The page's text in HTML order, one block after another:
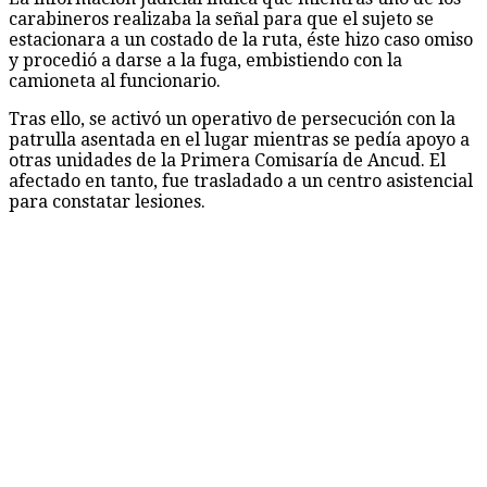
carabineros realizaba la señal para que el sujeto se
estacionara a un costado de la ruta, éste hizo caso omiso
y procedió a darse a la fuga, embistiendo con la
camioneta al funcionario.
Tras ello, se activó un operativo de persecución con la
patrulla asentada en el lugar mientras se pedía apoyo a
otras unidades de la Primera Comisaría de Ancud. El
afectado en tanto, fue trasladado a un centro asistencial
para constatar lesiones.